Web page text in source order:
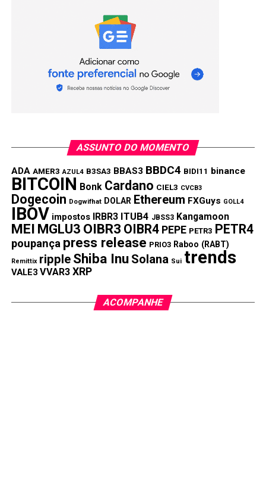
Petrobras novamente eleva diesel em 5% e gasolina
ASSUNTO DO MOMENTO
ADA AMER3 AZUL4 B3SA3 BBAS3 BBDC4 BIDI11 binance
BITCOIN Bonk Cardano CIEL3 CVCB3
Dogecoin Dogwifhat DOLAR Ethereum FXGuys GOLL4
IBOV impostos IRBR3 ITUB4 JBSS3 Kangamoon
MEI MGLU3 OIBR3 OIBR4 PEPE PETR3 PETR4
poupança press release PRIO3 Raboo (RABT)
Remittix ripple Shiba Inu Solana Sui trends
VALE3 VVAR3 XRP
ACOMPANHE